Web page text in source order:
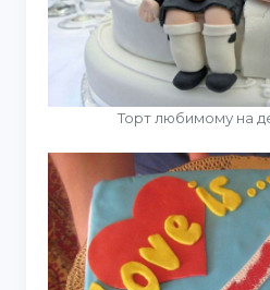
Торт любимому на